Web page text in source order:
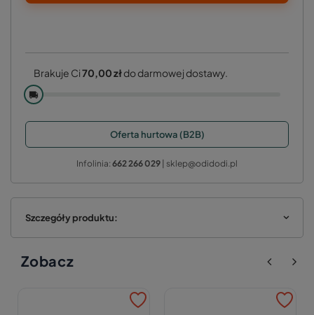
Brakuje Ci70,00 złdo darmowej dostawy.
🚚
Oferta hurtowa (B2B)
Infolinia: 662 266 029 | sklep@odidodi.pl
Szczegóły produktu:
Zobacz